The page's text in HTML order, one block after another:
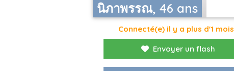
นิภาพรรณ, 46 ans
Connecté(e) il y a plus d'1 mois
Envoyer un flash